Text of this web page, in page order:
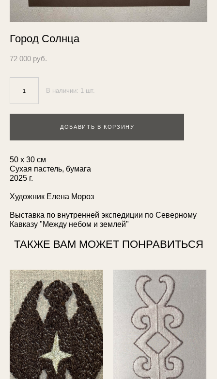
Город Солнца
72 000 pуб.
В наличии: 1 шт.
ДОБАВИТЬ В КОРЗИНУ
50 х 30 см
Сухая пастель, бумага
2025 г.
Художник Елена Мороз
Выставка по внутренней экспедиции по Северному
Кавказу "Между небом и землей"
ТАКЖЕ ВАМ МОЖЕТ ПОНРАВИТЬСЯ